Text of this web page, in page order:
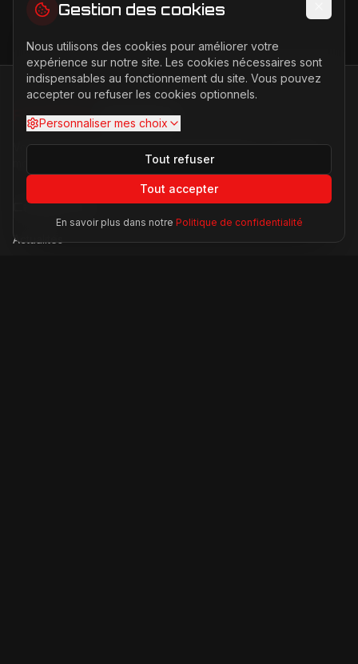
FERRARI PASSION
Votre source d'actualités sur l'univers Ferrari. F1, nouveaux
modèles, histoire légendaire.
Catégories
Actualités
Gestion des cookies
Nous utilisons des cookies pour améliorer votre
expérience sur notre site. Les cookies nécessaires sont
indispensables au fonctionnement du site. Vous pouvez
accepter ou refuser les cookies optionnels.
Personnaliser mes choix
Tout refuser
Tout accepter
En savoir plus dans notre Politique de confidentialité